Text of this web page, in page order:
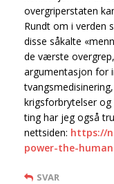
overgriperstaten
Rundt om i verden
disse såkalte
de værste
argumentasjon for
krigsforbrytelser
ting har jeg også
nettsiden: https://
power-the-
SVAR